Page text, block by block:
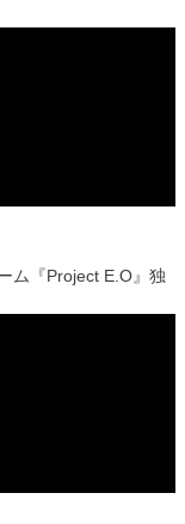
ム『Project E.O』独